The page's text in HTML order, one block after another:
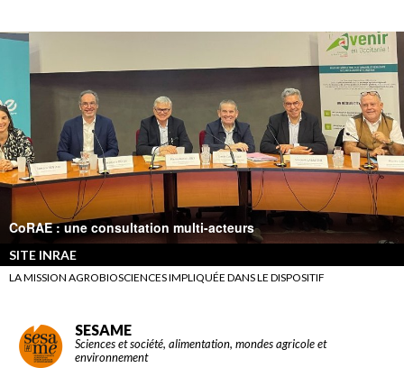
CoRAE : une consultation multi-acteurs
SITE INRAE
LA MISSION AGROBIOSCIENCES IMPLIQUÉE DANS LE DISPOSITIF
SESAME
Sciences et société, alimentation, mondes agricole et
environnement